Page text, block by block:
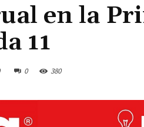
en la
11
0 380